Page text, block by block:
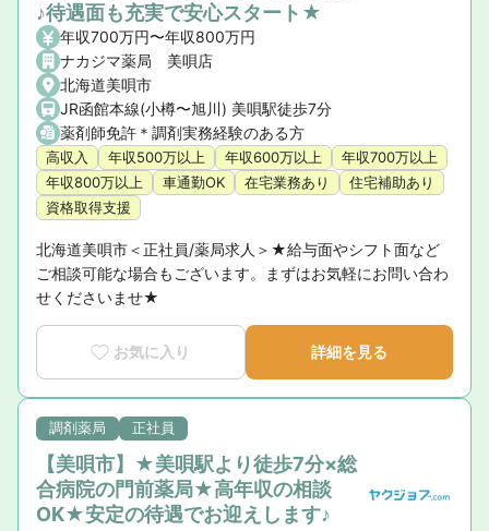
♪待遇面も充実で安心スタート★
年収700万円〜年収800万円
ナカジマ薬局 美唄店
北海道美唄市
JR函館本線(小樽〜旭川) 美唄駅徒歩7分
薬剤師免許＊調剤実務経験のある方
高収入 年収500万以上 年収600万以上
年収700万以上
年収800万以上
車通勤OK 在宅業務あり
住宅補助あり
資格取得支援
北海道美唄市＜正社員/薬局求人＞★給与面やシフト面など
ご相談可能な場合もございます。まずはお気軽にお問い合わ
せくださいませ★
お気に入り 詳細を見る
調剤薬局 正社員
【美唄市】★美唄駅より徒歩7分×総
合病院の門前薬局★高年収の相談
OK★安定の待遇でお迎えします♪